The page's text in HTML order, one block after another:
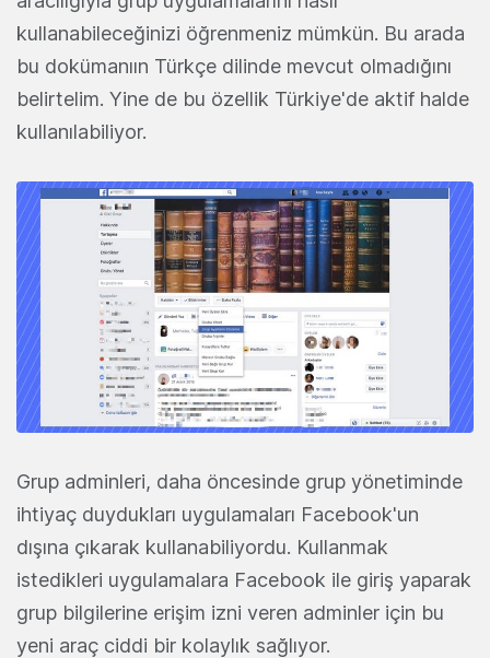
kullanabileceğinizi öğrenmeniz mümkün. Bu arada
bu dokümanıın Türkçe dilinde mevcut olmadığını
belirtelim. Yine de bu özellik Türkiye'de aktif halde
kullanılabiliyor.
Grup adminleri, daha öncesinde grup yönetiminde
ihtiyaç duydukları uygulamaları Facebook'un
dışına çıkarak kullanabiliyordu. Kullanmak
istedikleri uygulamalara Facebook ile giriş yaparak
grup bilgilerine erişim izni veren adminler için bu
yeni araç ciddi bir kolaylık sağlıyor.